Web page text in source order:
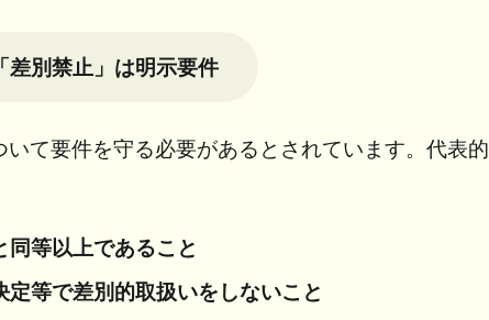
差別禁止」は明示要件
て要件を守る必要があるとされています。代表的
等以上であること
等で差別的取扱いをしないこと